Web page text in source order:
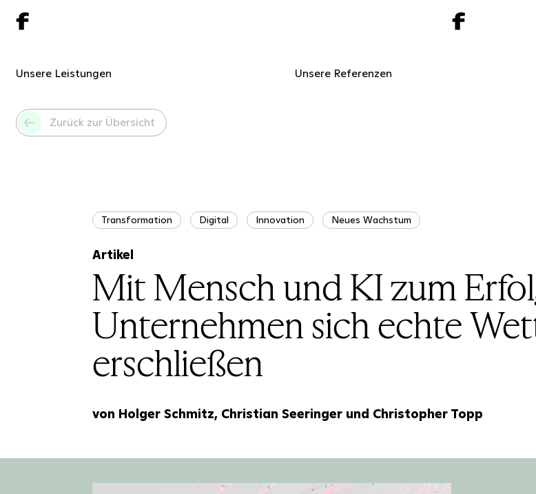
Unsere Leistungen Unsere Referenzen
Zurück zur Übersicht
Transformation Digital Innovation Neues Wachstum
Artikel
Mit Mensch und KI zum
Unternehmen sich echte
erschließen
von Holger Schmitz, Christian Seeringer und Christopher Topp